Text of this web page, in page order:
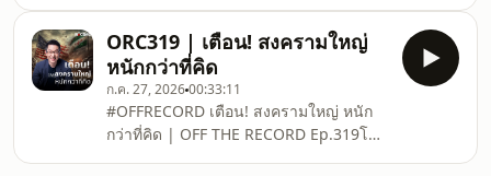
เงินใช้ตลอดชีวิต&quot;⁣⁣⁣⁣📍SHOPEE⁣⁣-
BOOKZONE:
https://s.shopee.co.th/2BAd7lJC6h ⁣⁣-S
สุข ที่ปรึกษาการเงิน AFPTtm⁣⁣⁣⁣ติดตามความ
รู้และอัพเดต TAM-EIG_ลงทุนนอก ต้องออก
ไปให้รู้⁣⁣https://links.tam-
eig.com/LineOpenchat_Offshores1
⁣⁣⁣⁣*วิเคราะห์วันที่ 26 ก.ค. 69⁣⁣⁣⁣===========⁣⁣
📣 ช่องทางสั่งซื้อหนังสือ &quot;ทำไง? มี
เงินใช้ตลอดชีวิต&quot;⁣⁣⁣⁣📍SHOPEE⁣⁣-
ORC319 | เตือน! สงครามใหญ่
หนักกว่าที่คิด
ก.ค. 27, 202600:33:11
#OFFRECORD เตือน! สงครามใหญ่ หนัก
กว่าที่คิด | OFF THE RECORD Ep.319⁣⁣⁣โดย